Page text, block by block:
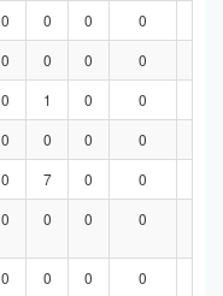
0 0 0 0
0 0 0 0
0 1 0 0
0 0 0 0
0 7 0 0
0 0 0 0
0 0 0 0